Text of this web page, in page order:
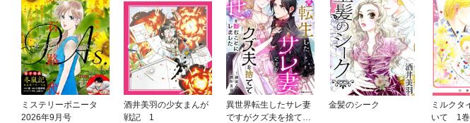
ミステリーボニータ
2026年9月号
酒井美羽の少女まんが
戦記 1
異世界転生したサレ妻
ですがクズ夫を捨てて
金髪のシーク
ミルクタ
いて 1巻